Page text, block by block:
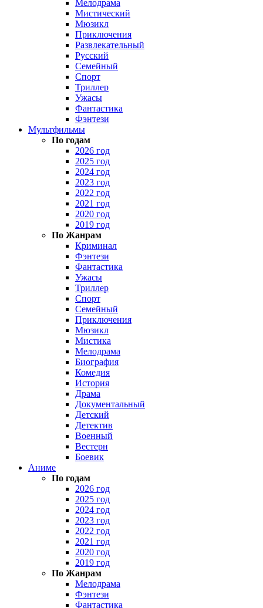
Мелодрама
Мистический
Мюзикл
Приключения
Развлекательный
Русский
Семейный
Спорт
Триллер
Ужасы
Фантастика
Фэнтези
Мультфильмы
По годам
2026 год
2025 год
2024 год
2023 год
2022 год
2021 год
2020 год
2019 год
По Жанрам
Криминал
Фэнтези
Фантастика
Ужасы
Триллер
Спорт
Семейный
Приключения
Мюзикл
Мистика
Мелодрама
Биография
Комедия
История
Драма
Документальный
Детский
Детектив
Военный
Вестерн
Боевик
Аниме
По годам
2026 год
2025 год
2024 год
2023 год
2022 год
2021 год
2020 год
2019 год
По Жанрам
Мелодрама
Фэнтези
Фантастика